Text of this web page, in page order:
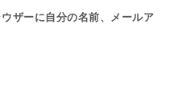
ザーに自分の名前、メールア